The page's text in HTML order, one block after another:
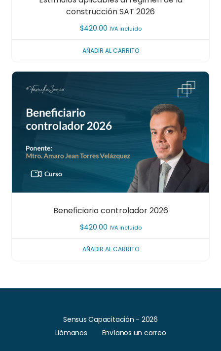
construcción SAT 2026
$420.00 IVA incluido
AÑADIR AL CARRITO
Beneficiario controlador 2026
$420.00 IVA incluido
AÑADIR AL CARRITO
Sensus Capacitación - 2026
Llámanos
Envíanos un correo